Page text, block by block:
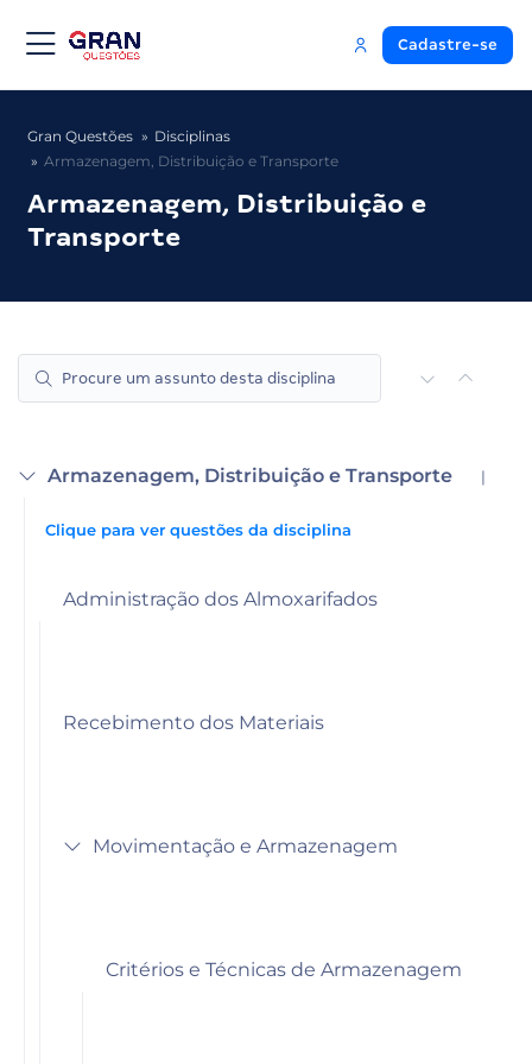
Cadastre-se
Gran Questões
Disciplinas
Armazenagem, Distribuição e Transporte
Armazenagem, Distribuição e
Transporte
Armazenagem, Distribuição e Transporte |
Clique para ver questões da disciplina
Administração dos Almoxarifados
Recebimento dos Materiais
Movimentação e Armazenagem
Critérios e Técnicas de Armazenagem